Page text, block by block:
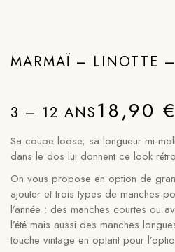
MARMAÏ – LINOTTE
3 – 12 ANS18,90 €
Sa coupe loose, sa longueur mi-
dans le dos lui donnent ce look
On vous propose en option de
ajouter et trois types de manches
l’année : des manches courtes ou
l’été mais aussi des manches
touche vintage en optant pour